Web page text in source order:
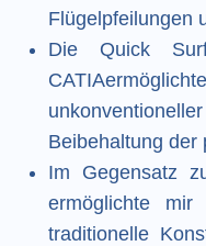
Flügelpfeilungen
Die Quick
Beibehaltung der
Im Gegensatz
ermöglichte
traditionelle